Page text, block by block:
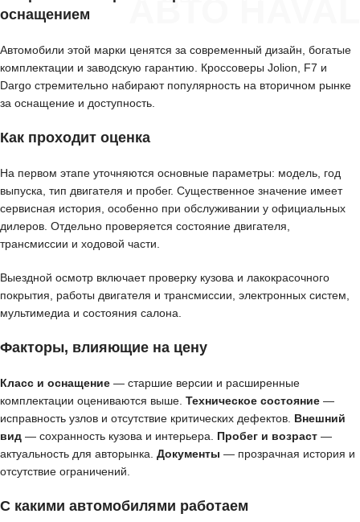
АВТО HAVAL
оснащением
Автомобили этой марки ценятся за современный дизайн, богатые
комплектации и заводскую гарантию. Кроссоверы Jolion, F7 и
Dargo стремительно набирают популярность на вторичном рынке
за оснащение и доступность.
Как проходит оценка
На первом этапе уточняются основные параметры: модель, год
выпуска, тип двигателя и пробег. Существенное значение имеет
сервисная история, особенно при обслуживании у официальных
дилеров. Отдельно проверяется состояние двигателя,
трансмиссии и ходовой части.
Выездной осмотр включает проверку кузова и лакокрасочного
покрытия, работы двигателя и трансмиссии, электронных систем,
мультимедиа и состояния салона.
Факторы, влияющие на цену
Класс и оснащение — старшие версии и расширенные
комплектации оцениваются выше. Техническое состояние —
исправность узлов и отсутствие критических дефектов. Внешний
вид — сохранность кузова и интерьера. Пробег и возраст —
актуальность для авторынка. Документы — прозрачная история и
отсутствие ограничений.
С какими автомобилями работаем